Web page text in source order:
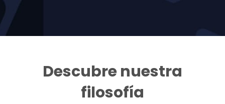
Descubre nuestra
filosofía